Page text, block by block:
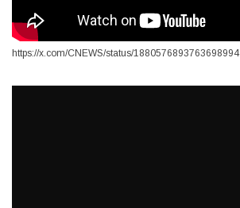
https://x.com/CNEWS/status/1880576893763698994